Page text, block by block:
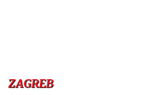
ZAGREB